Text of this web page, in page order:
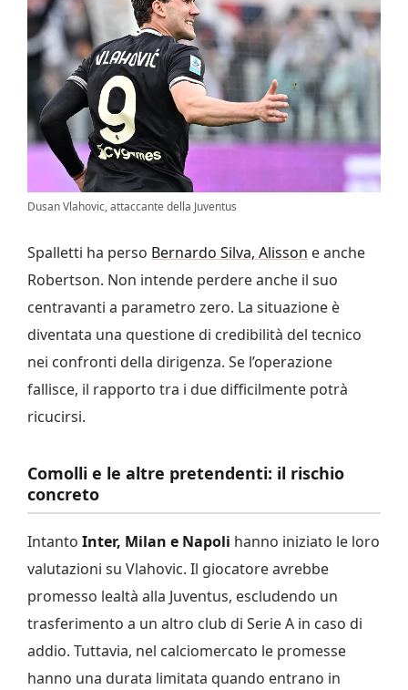
Dusan Vlahovic, attaccante della Juventus
Spalletti ha perso Bernardo Silva, Alisson e anche
Robertson. Non intende perdere anche il suo
centravanti a parametro zero. La situazione è
diventata una questione di credibilità del tecnico
nei confronti della dirigenza. Se l’operazione
fallisce, il rapporto tra i due difficilmente potrà
ricucirsi.
Comolli e le altre pretendenti: il rischio
concreto
Intanto Inter, Milan e Napoli hanno iniziato le loro
valutazioni su Vlahovic. Il giocatore avrebbe
promesso lealtà alla Juventus, escludendo un
trasferimento a un altro club di Serie A in caso di
addio. Tuttavia, nel calciomercato le promesse
hanno una durata limitata quando entrano in